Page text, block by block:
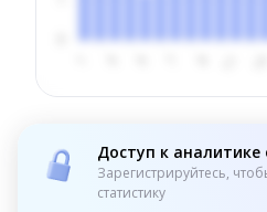
Доступ к аналитике
Зарегистрируйтесь,
статистику